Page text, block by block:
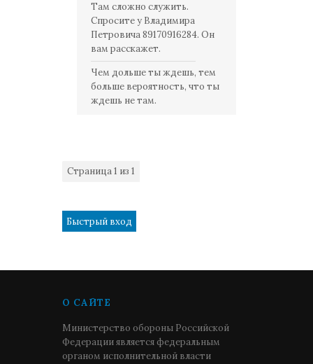
Там сложно служить.
Спросите у Владимира
Петровича 89170916284. Он
вам расскажет.
Чем дольше ты ждешь, тем
больше вероятность, что ты
ждешь не там.
Страница1 из 1
О САЙТЕ
Министерство обороны Российской
Федерации является федеральным
органом исполнительной власти